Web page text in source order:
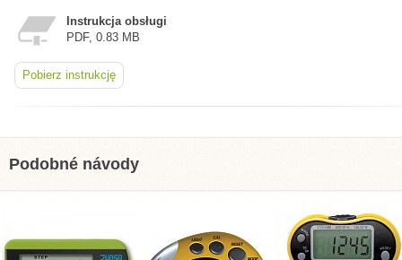
Instrukcja obsługi
PDF, 0.83 MB
Pobierz instrukcję
Podobné návody